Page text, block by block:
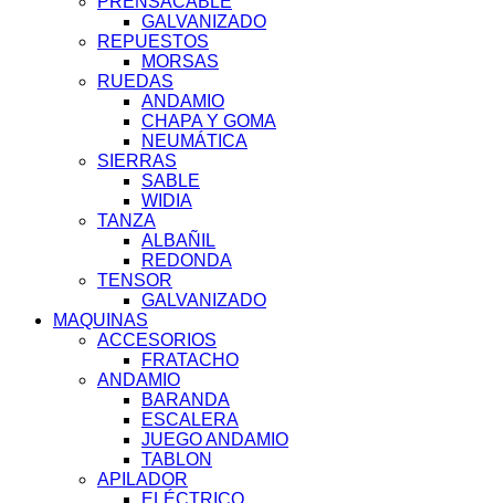
GALVANIZADO
REPUESTOS
MORSAS
RUEDAS
ANDAMIO
CHAPA Y GOMA
NEUMÁTICA
SIERRAS
SABLE
WIDIA
TANZA
ALBAÑIL
REDONDA
TENSOR
GALVANIZADO
MAQUINAS
ACCESORIOS
FRATACHO
ANDAMIO
BARANDA
ESCALERA
JUEGO ANDAMIO
TABLON
APILADOR
ELÉCTRICO